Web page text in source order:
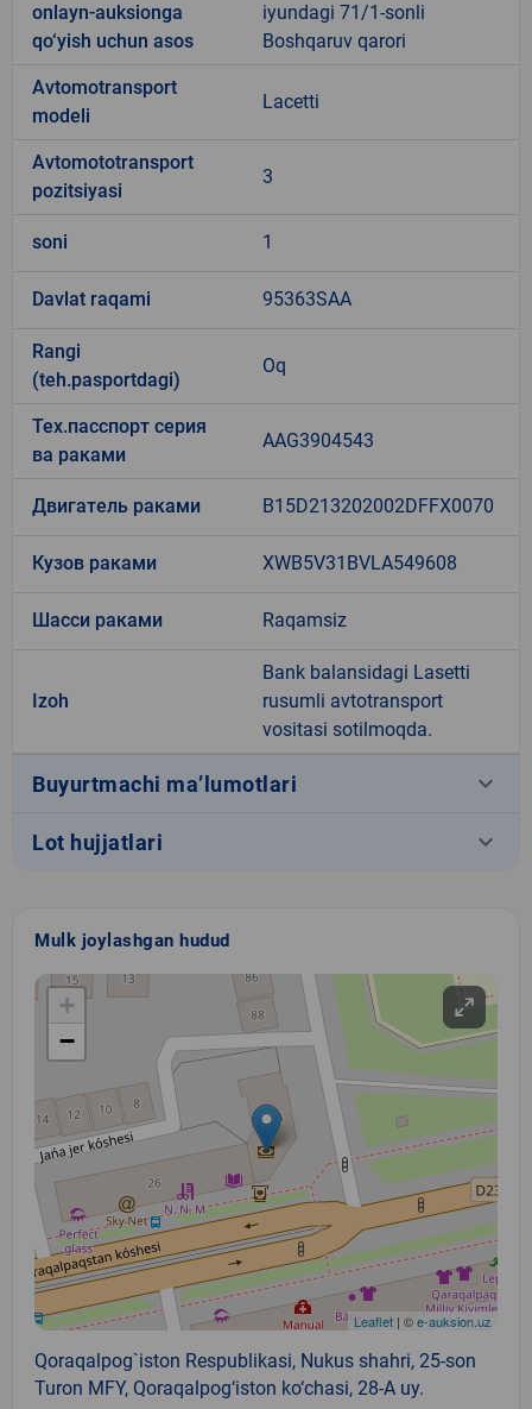
onlayn-auksionga
qo‘yish uchun asos
iyundagi 71/1-sonli
Boshqaruv qarori
Avtomotransport
modeli
Lacetti
Avtomototransport
pozitsiyasi
3
soni 1
Davlat raqami 95363SAA
Rangi
(teh.pasportdagi)
Oq
Тех.пасспорт серия
ва раками
AAG3904543
Двигатель раками B15D213202002DFFX0070
Кузов раками XWB5V31BVLA549608
Шасси раками Raqamsiz
Izoh
Bank balansidagi Lasetti
rusumli avtotransport
vositasi sotilmoqda.
Buyurtmachi ma’lumotlari keyboard_arrow_down
Lot hujjatlari keyboard_arrow_down
Mulk joylashgan hudud
+
−
Leaflet | ©e-auksion.uz
Qoraqalpog`iston Respublikasi, Nukus shahri, 25-son
Turon MFY, Qoraqalpog‘iston ko‘chasi, 28-A uy.